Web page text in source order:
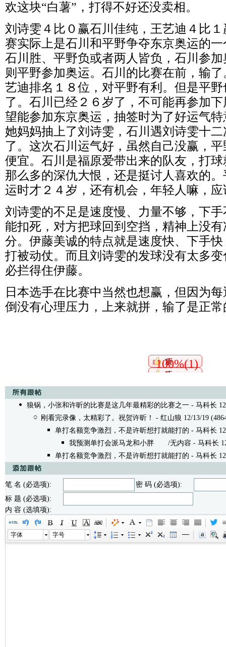
欢这块“白薯”，打得不好还没卖相。
刘诗雯４比０赢石川佳纯，王艺迪４比
赛实际上是石川和平野争夺东京奥运的
石川胜、平野负或者两人皆负，石川参
则平野参加奥运。石川的比赛在前，输
艺迪排名１８位，对平野有利。但是平
了。石川已经２６岁了，不可能再参加
望能参加东京奥运，抽签时为了好运气
她妈妈抽上了刘诗雯，石川遇刘诗雯十
了。这次石川运气好，虽然自己没赢，
便宜。石川是福原爱带出来的队友，打
那么多的深仇大恨，还是挺讨人喜欢的
运时才２４岁，还有机会，年轻人嘛，
刘诗雯的不足是速度慢、力量不够，下
能扣死，对方把球回到空挡，精神上没
分。伊藤美诚的特点就是速度快、下手
打被动仗。而且刘诗雯的发球没有太多
必拦得住伊藤。
日本选手在比赛中当然也想赢，但因为
倒没有心理压力，上来就拼，输了是正
100%(1)
狼锅，小张和许昕的比赛是这几年最精彩的比赛之一 - 马科长
刚看完录像，太精彩了。祝贺许昕！
- 红山狼 12/13/19
单打名额竞争激烈，不是许昕想打就能打的 - 马科长
我预测单打会派马龙和小胖 /无内容 - 马科长
单打名额竞争激烈，不是许昕想打就能打的 - 马科长
笔 名 (必选项):
密 码 (必选项):
标 题 (必选项):
内 容 (选填项):
字体 字号